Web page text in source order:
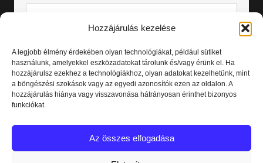
Hozzájárulás kezelése
A legjobb élmény érdekében olyan technológiákat, például sütiket
használunk, amelyekkel eszközadatokat tárolunk és/vagy érünk el. Ha
hozzájárulsz ezekhez a technológiákhoz, olyan adatokat kezelhetünk, mint
a böngészési szokások vagy az egyedi azonosítók ezen az oldalon. A
hozzájárulás hiánya vagy visszavonása hátrányosan érinthet bizonyos
funkciókat.
Az összes elfogadása
Amennyiben nem szeretnél több értesítést kapni, bármikor
leiratkozhatsz. Az adataid nálunk biztonságban vannak.
Elolvastam és elfogadom az
Feliratkozás